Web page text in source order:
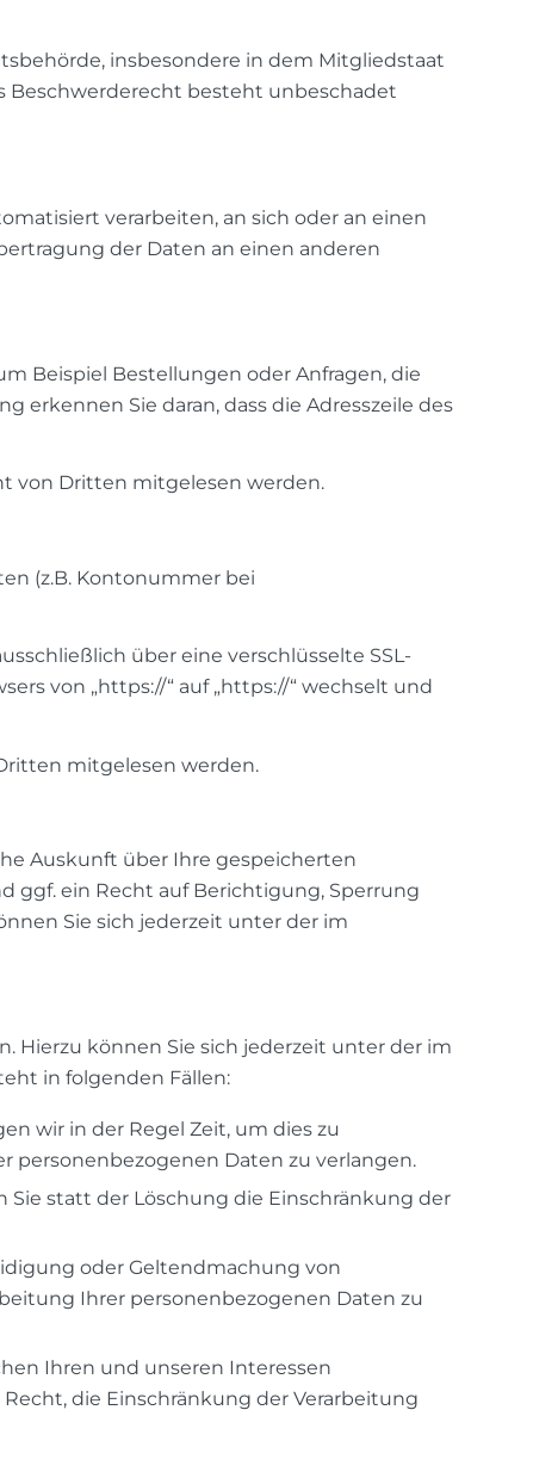
insbesondere in dem Mitgliedstaat
Beschwerderecht besteht unbeschadet
verarbeiten, an sich oder an einen
der Daten an einen anderen
Beispiel Bestellungen oder Anfragen, die
erkennen Sie daran, dass die Adresszeile des
von Dritten mitgelesen werden.
(z.B. Kontonummer bei
über eine verschlüsselte SSL-
von „https://“ auf „https://“ wechselt und
mitgelesen werden.
Auskunft über Ihre gespeicherten
ggf. ein Recht auf Berichtigung, Sperrung
Sie sich jederzeit unter der im
Hierzu können Sie sich jederzeit unter der im
in folgenden Fällen:
wir in der Regel Zeit, um dies zu
personenbezogenen Daten zu verlangen.
statt der Löschung die Einschränkung der
oder Geltendmachung von
Ihrer personenbezogenen Daten zu
Ihren und unseren Interessen
die Einschränkung der Verarbeitung